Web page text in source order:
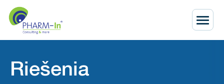
Riešenia